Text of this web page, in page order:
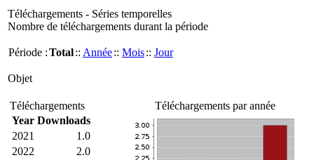
Téléchargements - Séries temporelles
Nombre de téléchargements durant la période
Période :Total:: Année:: Mois:: Jour
Objet
Téléchargements
Year Downloads
2021
1.0
2022
2.0
Téléchargements par année